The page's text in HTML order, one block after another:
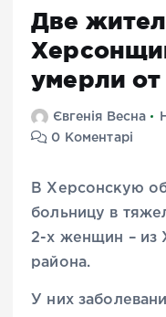
Две
умерли от
Євгенія Весна
0 Коментарі
В Херсонскую
больницу в
2-х женщин – из
района.
У них